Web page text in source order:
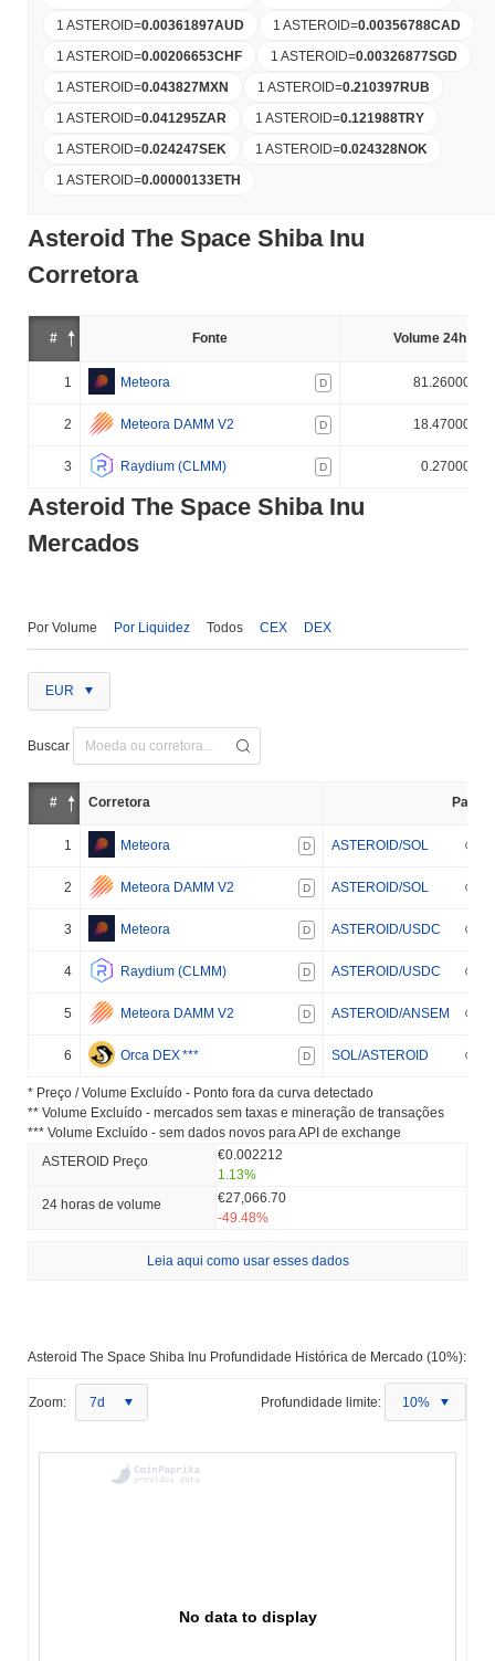
1 ASTEROID=0.00361897AUD 1 ASTEROID=0.00356788CAD
1 ASTEROID=0.00206653CHF 1 ASTEROID=0.00326877SGD
1 ASTEROID=0.043827MXN 1 ASTEROID=0.210397RUB
1 ASTEROID=0.041295ZAR 1 ASTEROID=0.121988TRY
1 ASTEROID=0.024247SEK 1 ASTEROID=0.024328NOK
1 ASTEROID=0.00000133ETH
Asteroid The Space Shiba Inu
Corretora
# Fonte Volume 24h (%)
1 Meteora D 81.260000%
2 Meteora DAMM V2 D 18.470000%
3 Raydium (CLMM) D 0.270000%
Asteroid The Space Shiba Inu
Mercados
Por Volume Por Liquidez Todos CEX DEX
EUR
Buscar
# Corretora Par
1 Meteora D ASTEROID/SOL
2 Meteora DAMM V2 D ASTEROID/SOL
3 Meteora D ASTEROID/USDC
4 Raydium (CLMM) D ASTEROID/USDC
5 Meteora DAMM V2 D ASTEROID/ANSEM
6 Orca DEX*** D SOL/ASTEROID
* Preço / Volume Excluído - Ponto fora da curva detectado
** Volume Excluído - mercados sem taxas e mineração de transações
*** Volume Excluído - sem dados novos para API de exchange
ASTEROID Preço
€0.002212
1.13%
24 horas de volume
€27,066.70
-49.48%
Leia aqui como usar esses dados
Asteroid The Space Shiba Inu Profundidade Histórica de Mercado (10%):
Zoom: 7d Profundidade limite: 10%
No data to display